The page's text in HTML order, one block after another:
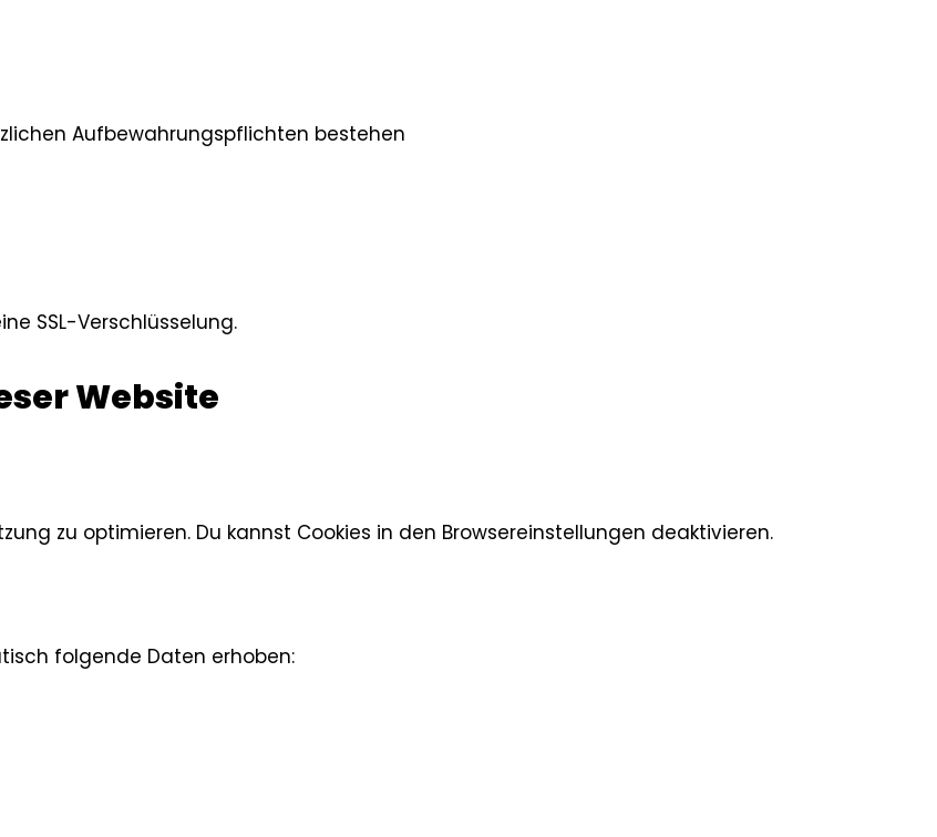
Aufbewahrungspflichten bestehen
SSL-Verschlüsselung.
Website
zu optimieren. Du kannst Cookies in den Browsereinstellungen deaktivieren.
folgende Daten erhoben: